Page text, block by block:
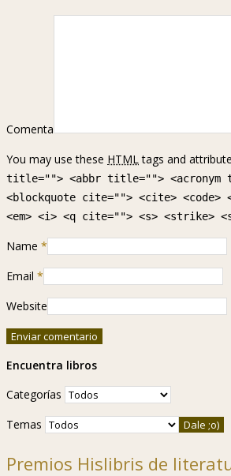
Comenta
You may use these HTMLtags and
title=""> <abbr title=""> <acronym
<blockquote cite=""> <cite> <code>
<em> <i> <q cite=""> <s> <strike>
Name *
Email *
Website
Encuentra libros
Categorías
Temas
Premios Hislibris de